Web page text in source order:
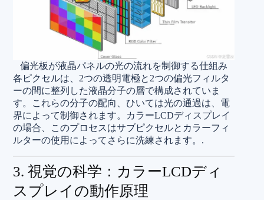
偏光板が液晶パネルの光の流れを制御する仕組み
各ピクセルは、2つの透明電極と2つの偏光フィルタ
ーの間に整列した液晶分子の層で構成されていま
す。これらの分子の配向、ひいては光の通過は、電
界によって制御されます。カラーLCDディスプレイ
の場合、このプロセスはサブピクセルとカラーフィ
ルターの使用によってさらに洗練されます。.
3. 視覚の科学：カラーLCDディ
スプレイの動作原理